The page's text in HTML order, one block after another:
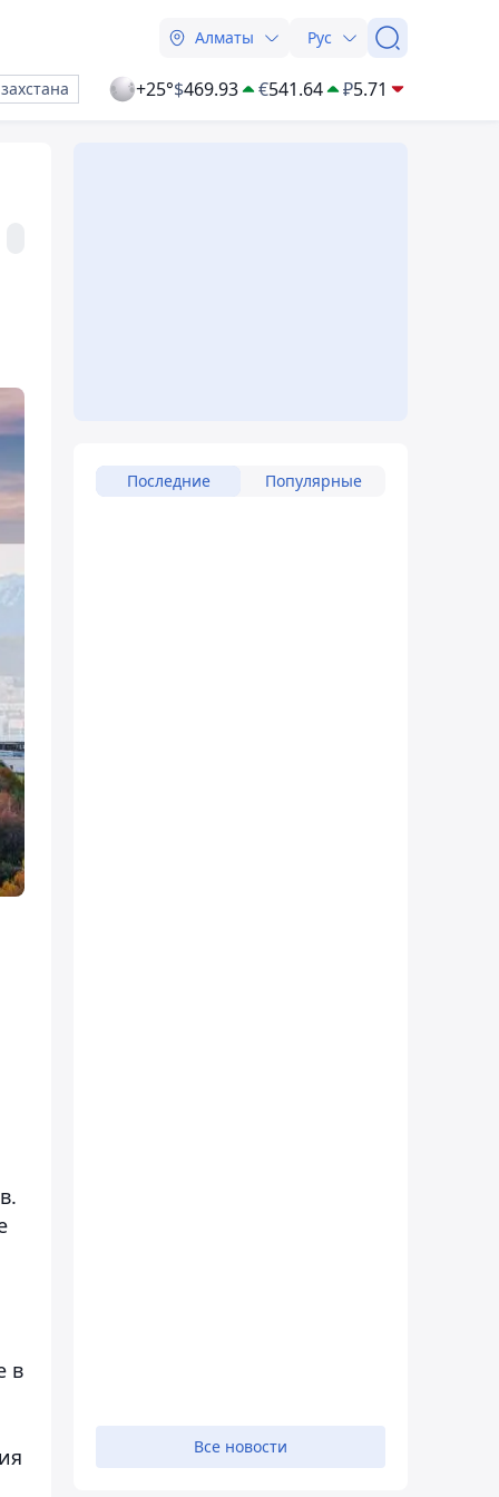
Алматы Рус
+25°$469.93 €541.64 ₽5.71
в
Последние Популярные
Все новости